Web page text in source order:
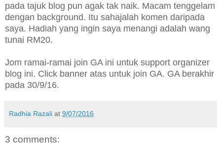
pada tajuk blog pun agak tak naik. Macam tenggelam
dengan background. Itu sahajalah komen daripada
saya. Hadiah yang ingin saya menangi adalah wang
tunai RM20.
Jom ramai-ramai join GA ini untuk support organizer
blog ini. Click banner atas untuk join GA. GA berakhir
pada 30/9/16.
Radhia Razali at 9/07/2016
3 comments: